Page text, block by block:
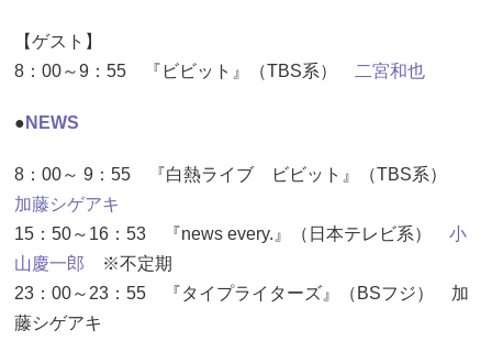
【ゲスト】
8：00～9：55 『ビビット』（TBS系）
二宮和也
● NEWS
8：00～ 9：55 『白熱ライブ ビビット』（TBS系）
加藤シゲアキ
15：50～16：53 『news every.』（日本テレビ系） 小
山慶一郎 ※不定期
23：00～23：55 『タイプライターズ』（BSフジ） 加
藤シゲアキ